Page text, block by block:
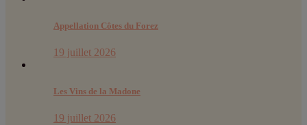
Appellation Côtes du Forez
19 juillet 2026
Les Vins de la Madone
19 juillet 2026